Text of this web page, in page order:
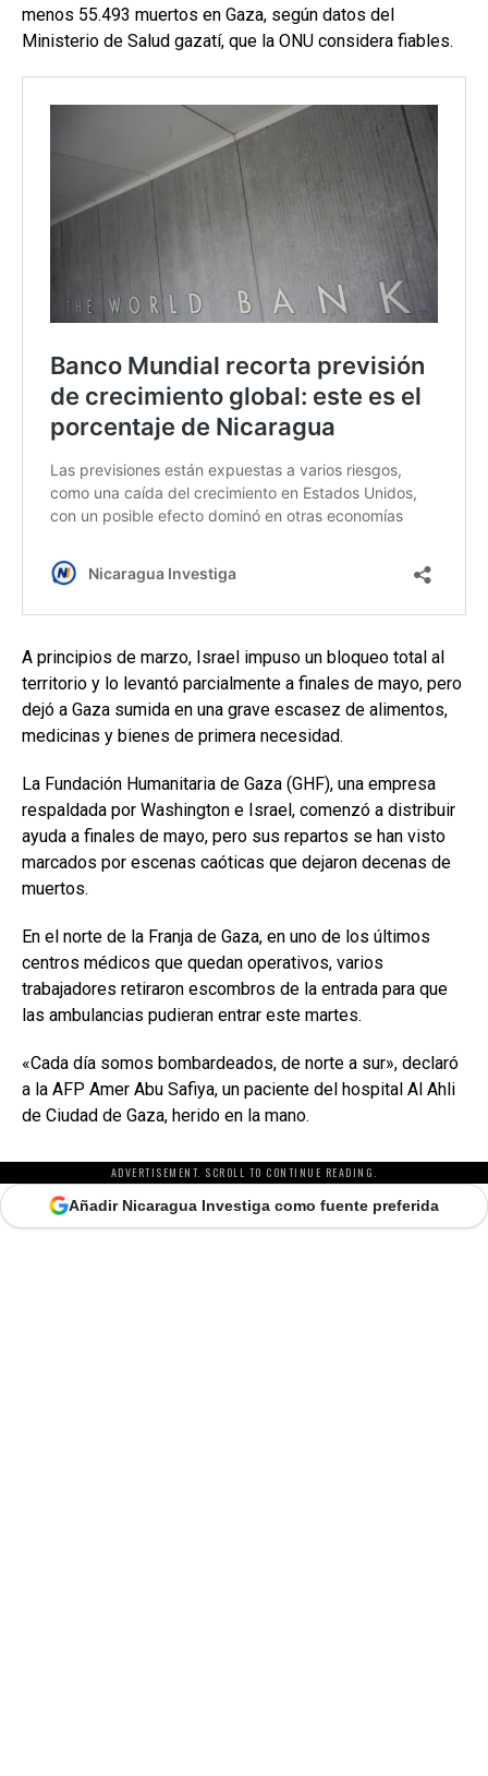
menos 55.493 muertos en Gaza, según datos del
Ministerio de Salud gazatí, que la ONU considera fiables.
A principios de marzo, Israel impuso un bloqueo total al
territorio y lo levantó parcialmente a finales de mayo, pero
dejó a Gaza sumida en una grave escasez de alimentos,
medicinas y bienes de primera necesidad.
La Fundación Humanitaria de Gaza (GHF), una empresa
respaldada por Washington e Israel, comenzó a distribuir
ayuda a finales de mayo, pero sus repartos se han visto
marcados por escenas caóticas que dejaron decenas de
muertos.
En el norte de la Franja de Gaza, en uno de los últimos
centros médicos que quedan operativos, varios
trabajadores retiraron escombros de la entrada para que
las ambulancias pudieran entrar este martes.
«Cada día somos bombardeados, de norte a sur», declaró
a la AFP Amer Abu Safiya, un paciente del hospital Al Ahli
de Ciudad de Gaza, herido en la mano.
ADVERTISEMENT. SCROLL TO CONTINUE READING.
Añadir Nicaragua Investiga como fuente preferida